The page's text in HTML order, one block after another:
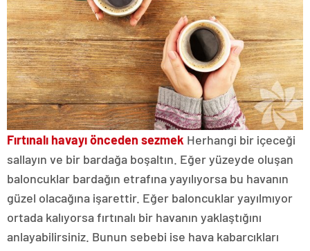
Fırtınalı havayı önceden sezmek Herhangi bir içeceği
sallayın ve bir bardağa boşaltın. Eğer yüzeyde oluşan
baloncuklar bardağın etrafına yayılıyorsa bu havanın
güzel olacağına işarettir. Eğer baloncuklar yayılmıyor
ortada kalıyorsa fırtınalı bir havanın yaklaştığını
anlayabilirsiniz. Bunun sebebi ise hava kabarcıkları